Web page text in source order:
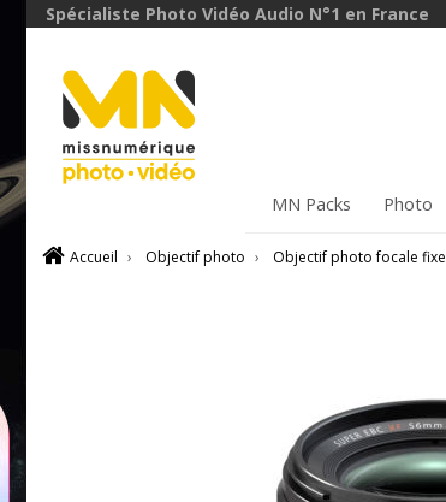
Spécialiste Photo Vidéo Audio N°1 en France
MN Packs Photo
Accueil › Objectif photo › Objectif photo focale fixe
avec le code